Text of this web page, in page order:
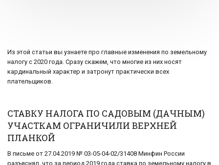
Из этой статьи вы узнаете про главные изменения по земельному
налогу с 2020 года. Сразу скажем, что многие из них носят
кардинальный характер и затронут практически всех
плательщиков.
СТАВКУ НАЛОГА ПО САДОВЫМ (ДАЧНЫМ)
УЧАСТКАМ ОГРАНИЧИЛИ ВЕРХНЕЙ
ПЛАНКОЙ
В письме от 27.04.2019 № 03-05-04-02/31408 Минфин России
разъяснял, что за период 2019 года ставка по земельному налогу в